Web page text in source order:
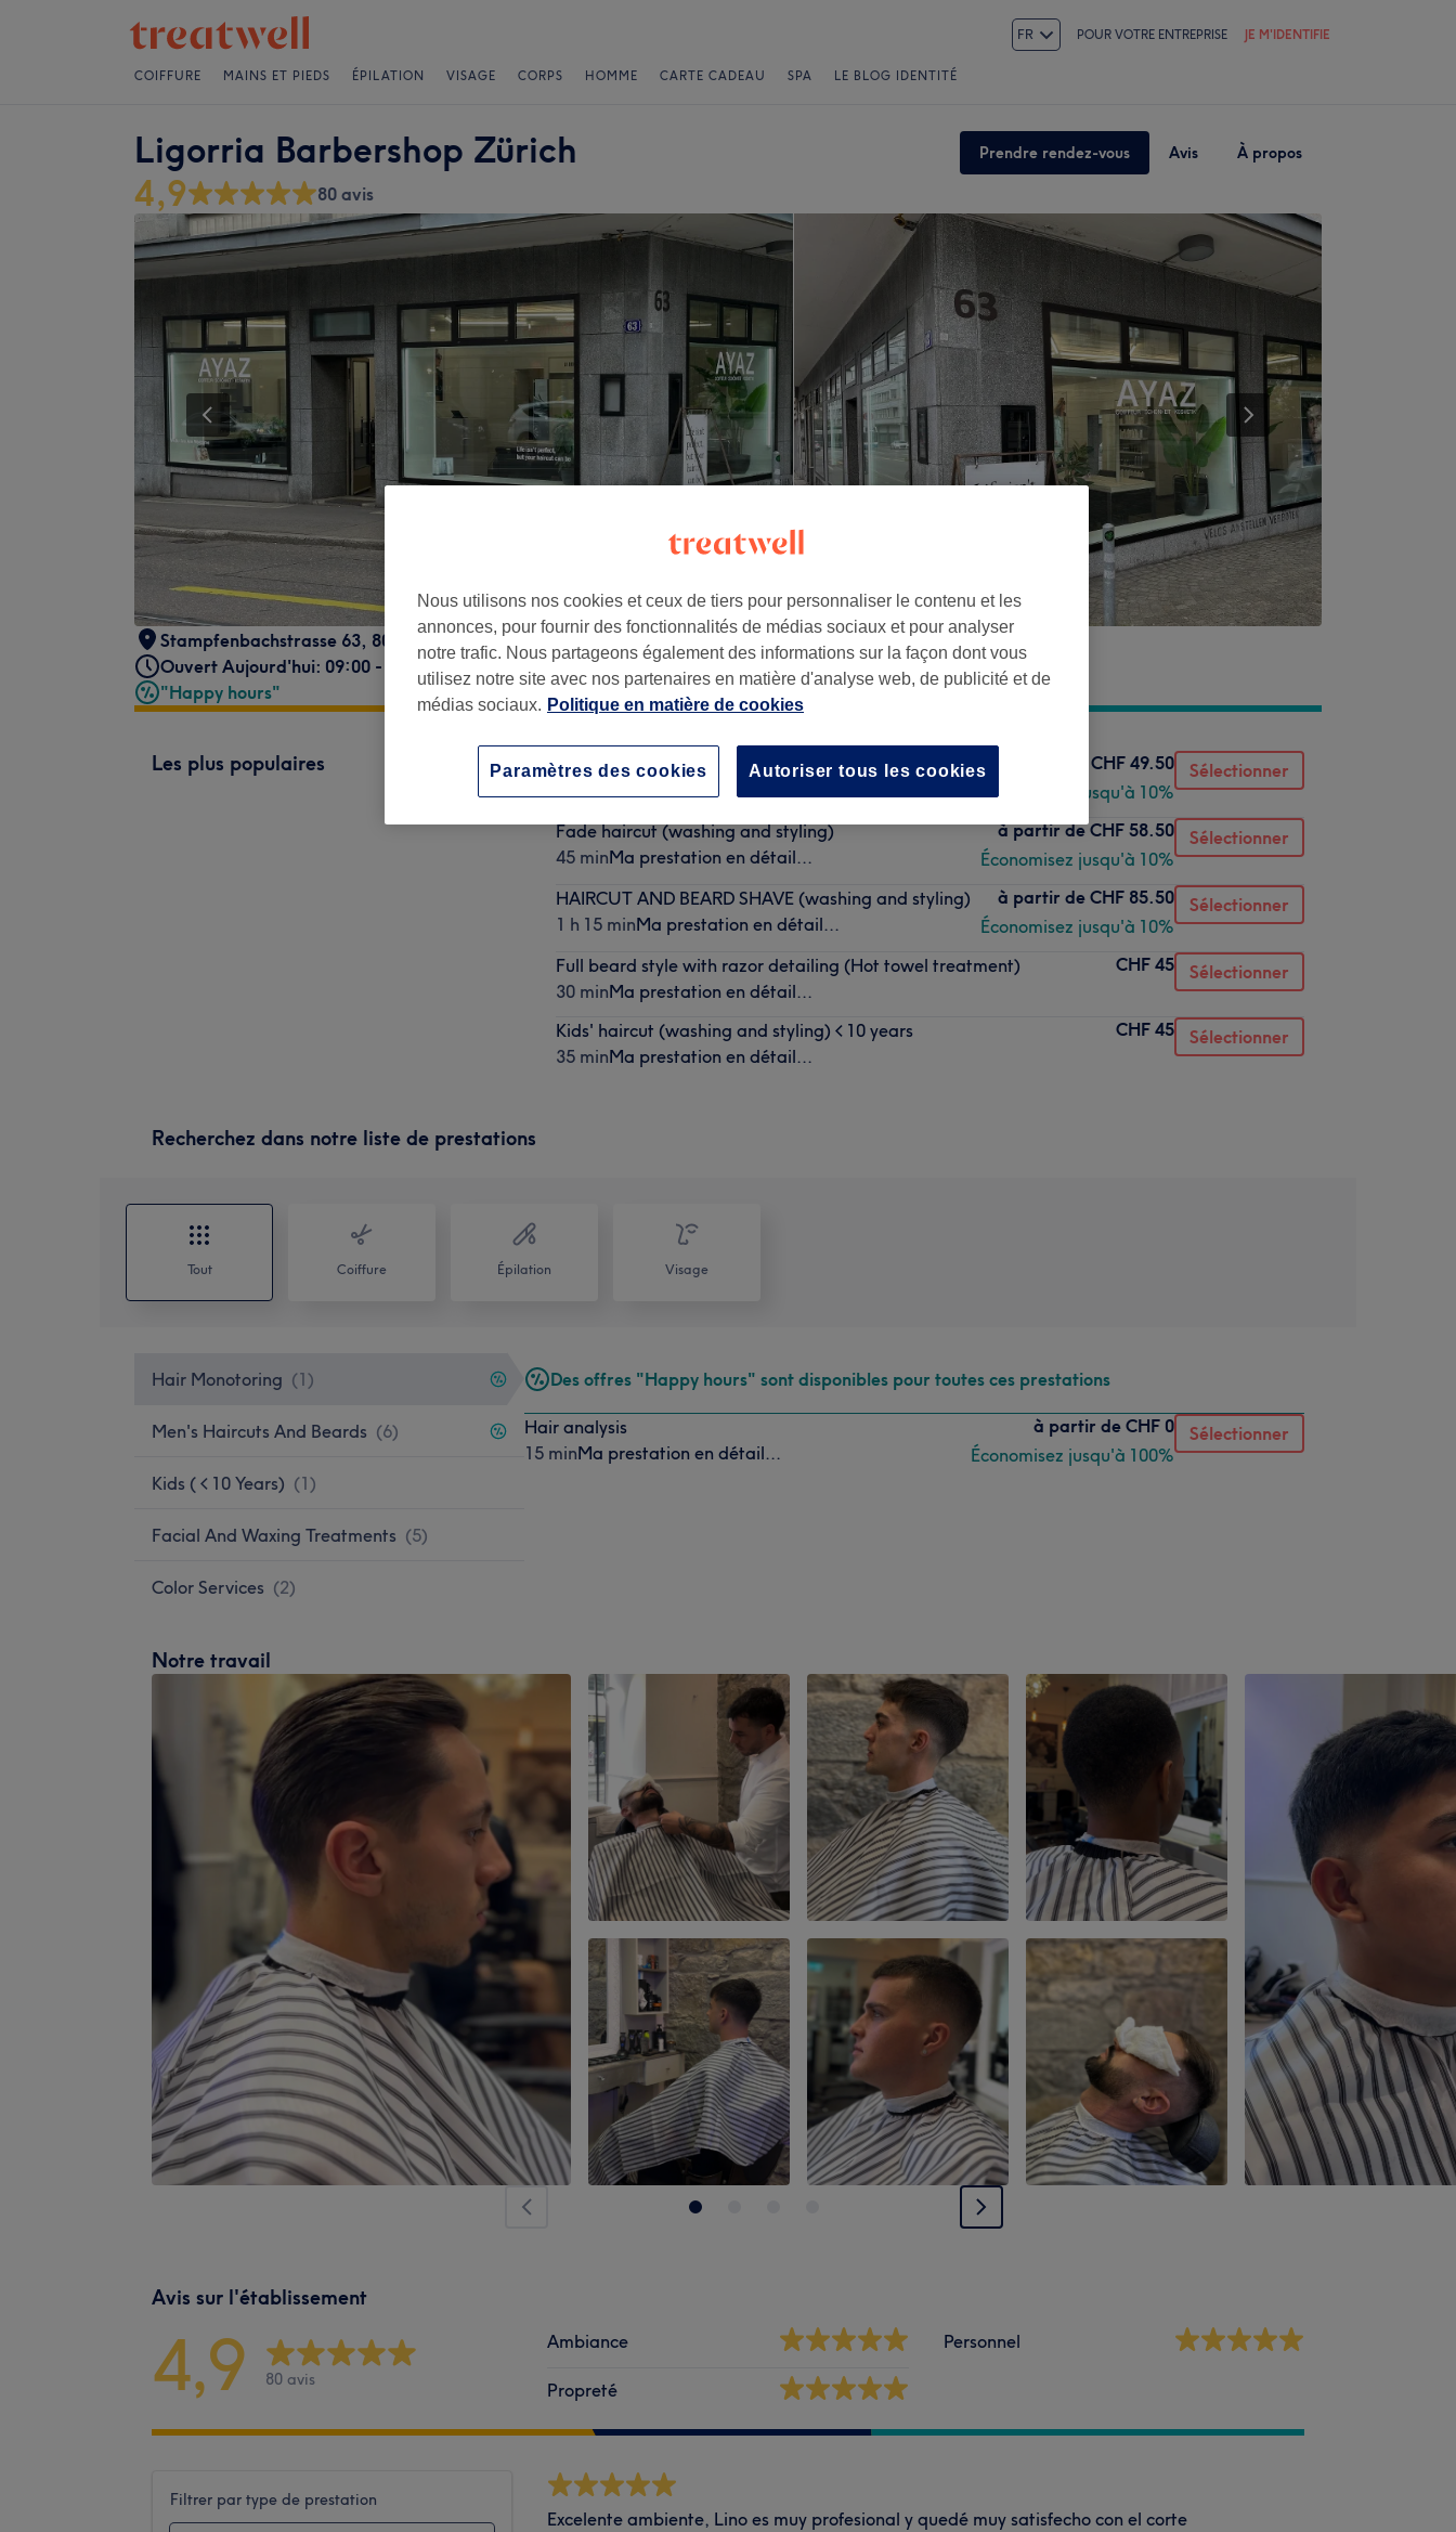
FR POUR VOTRE ENTREPRISE JE M'IDENTIFIE
COIFFURE MAINS ET PIEDS ÉPILATION VISAGE CORPS HOMME CARTE CADEAU SPA LE BLOG IDENTITÉ
Ligorria Barbershop Zürich Prendre rendez-vous Avis À propos
4,9 80 avis
Stampfenbachstrasse 63, 8006
Ouvert Aujourd'hui: 09:00 - 18:00
"Happy hours"
Les plus populaires
Classic haircut (washing and styling)
CHF 49.50
Économisez jusqu'à 10%
Sélectionner
Fade haircut (washing and styling)
45 minMa prestation en détail...
à partir de CHF 58.50
Économisez jusqu'à 10%
Sélectionner
HAIRCUT AND BEARD SHAVE (washing and styling)
1 h 15 minMa prestation en détail...
à partir de CHF 85.50
Économisez jusqu'à 10%
Sélectionner
Full beard style with razor detailing (Hot towel treatment)
30 minMa prestation en détail...
CHF 45 Sélectionner
Kids' haircut (washing and styling) < 10 years
35 minMa prestation en détail...
CHF 45 Sélectionner
Recherchez dans notre liste de prestations
Tout Coiffure Épilation Visage
Hair Monotoring (1 )
Men's Haircuts And Beards (6)
Kids ( < 10 Years) (1)
Facial And Waxing Treatments (5)
Color Services (2)
Des offres "Happy hours" sont disponibles pour toutes ces prestations
Hair analysis
15 minMa prestation en détail...
à partir de CHF 0
Économisez jusqu'à 100%
Sélectionner
Notre travail
Avis sur l'établissement
4,9 80 avis
Ambiance
Propreté
Personnel
Filtrer par type de prestation
Excelente ambiente, Lino es muy profesional y quedé muy satisfecho con el corte
Nous utilisons nos cookies et ceux de tiers pour personnaliser le contenu et les
annonces, pour fournir des fonctionnalités de médias sociaux et pour analyser
notre trafic. Nous partageons également des informations sur la façon dont vous
utilisez notre site avec nos partenaires en matière d'analyse web, de publicité et de
médias sociaux. Politique en matière de cookies
Autoriser tous les cookies
Paramètres des cookies